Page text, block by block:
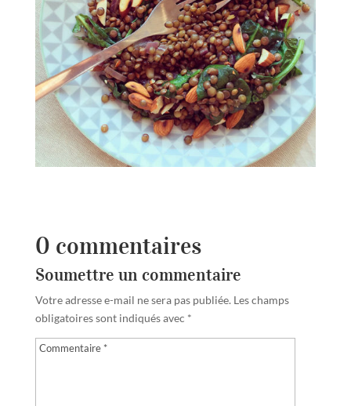
0 commentaires
Soumettre un commentaire
Votre adresse e-mail ne sera pas publiée. Les champs
obligatoires sont indiqués avec *